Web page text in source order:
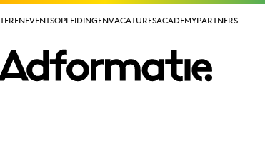
EVENTSOPLEIDINGENVACATURESACADEMYPARTNERS
EVENTSOPLEIDINGENVACATURESACADEMYPARTNERS